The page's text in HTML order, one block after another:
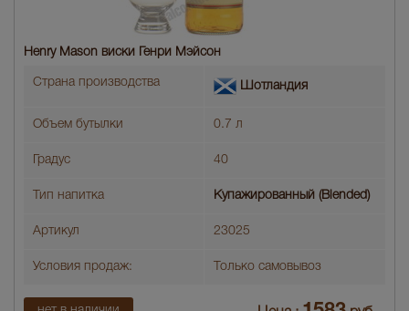
Henry Mason виски Генри Мэйсон
Страна производства Шотландия
Объем бутылки 0.7 л
Градус 40
Тип напитка Купажированный (Blended)
Артикул 23025
Условия продаж: Только самовывоз